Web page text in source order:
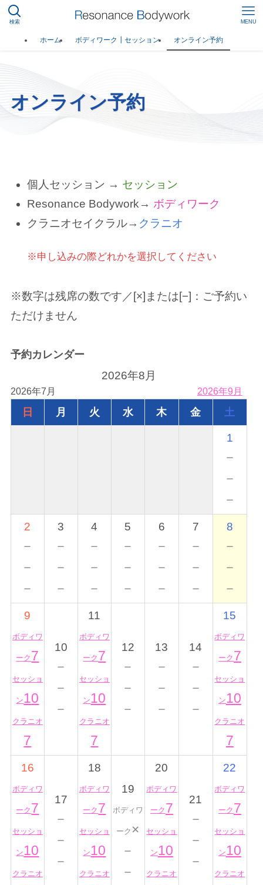
検索 MENU
ホーム ボディワーク┃セッション オンライン予約
オンライン予約
個人セッション → セッション
Resonance Bodywork→ ボディワーク
クラニオセイクラル→ クラニオ
※申し込みの際どれかを選択してください
※数字は残席の数です／[×]または[−]：ご予約い
ただけません
予約カレンダー
2026年8月
2026年7月 2026年9月
日 月 火 水 木 金 土
1
－
－
－
2
－
－
－
3
－
－
－
4
－
－
－
5
－
－
－
6
－
－
－
7
－
－
－
8
－
－
－
9
ボディワ
ーク 7
セッショ
ン10
クラニオ
7
10
－
－
－
11
ボディワ
ーク 7
セッショ
ン10
クラニオ
7
12
－
－
－
13
－
－
－
14
－
－
－
15
ボディワ
ーク 7
セッショ
ン10
クラニオ
7
16
ボディワ
ーク 7
セッショ
ン10
クラニオ
17
－
－
－
18
ボディワ
ーク 7
セッショ
ン10
クラニオ
19
ボディワ
ーク ×
－
－
20
ボディワ
ーク 7
セッショ
ン10
クラニオ
21
－
－
－
22
ボディワ
ーク 7
セッショ
ン10
クラニオ